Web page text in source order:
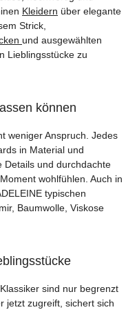
Kleidern über elegante
Strick,
und ausgewählten
Lieblingsstücke zu
können
weniger Anspruch. Jedes
in Material und
Details und durchdachte
wohlfühlen. Auch in
typischen
Baumwolle, Viskose
sind nur begrenzt
jetzt zugreift, sichert sich